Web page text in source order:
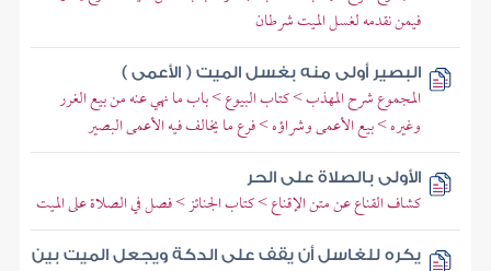
فيمن نقدمه لغسل الميت شرطان
البصير أولى منه بغسل الميت ( الأعمى )
المجموع شرح المهذب > كتاب البيوع > باب ما نهي عنه من بيع الغرر
وغيره > بيع الأعمى وشراؤه > فرع ما يخالف فيه الأعمى البصير
الأولى بالصلاة على الحر
كشاف القناع عن متن الإقناع > كتاب الجنائز > فصل في الصلاة على الميت
يكره للغاسل أن يقف على الدكة ويجعل الميت بين